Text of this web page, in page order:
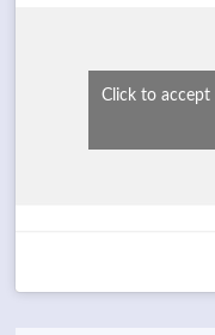
Click to accept